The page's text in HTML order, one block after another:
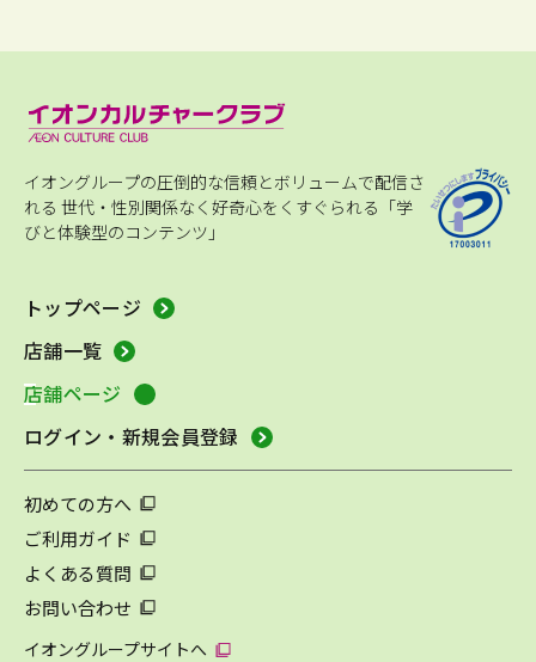
イオングループの圧倒的な信頼とボリュームで配信さ
れる 世代・性別関係なく好奇心をくすぐられる「学
びと体験型のコンテンツ」
トップページ
店舗一覧
店舗ページ
ログイン・新規会員登録
初めての方へ
ご利用ガイド
よくある質問
お問い合わせ
イオングループサイトへ